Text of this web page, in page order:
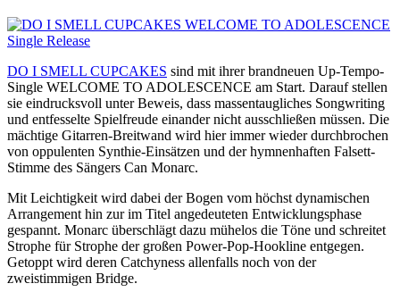
DO I SMELL CUPCAKES sind mit ihrer brandneuen Up-Tempo-
Single WELCOME TO ADOLESCENCE am Start. Darauf stellen
sie eindrucksvoll unter Beweis, dass massentaugliches Songwriting
und entfesselte Spielfreude einander nicht ausschließen müssen. Die
mächtige Gitarren-Breitwand wird hier immer wieder durchbrochen
von oppulenten Synthie-Einsätzen und der hymnenhaften Falsett-
Stimme des Sängers Can Monarc.
Mit Leichtigkeit wird dabei der Bogen vom höchst dynamischen
Arrangement hin zur im Titel angedeuteten Entwicklungsphase
gespannt. Monarc überschlägt dazu mühelos die Töne und schreitet
Strophe für Strophe der großen Power-Pop-Hookline entgegen.
Getoppt wird deren Catchyness allenfalls noch von der
zweistimmigen Bridge.